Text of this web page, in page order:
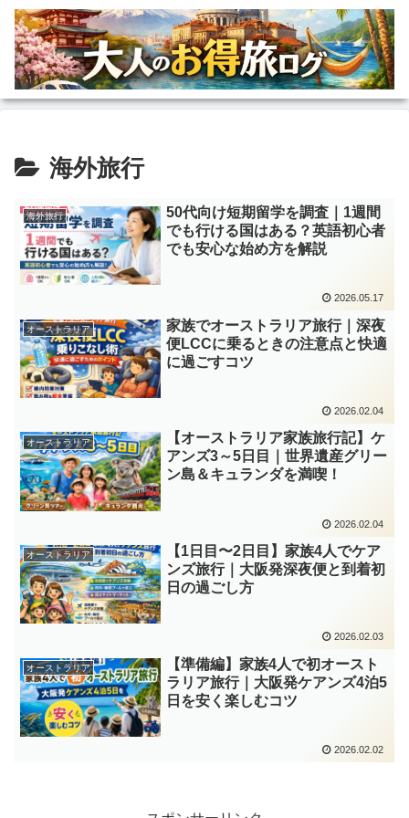
海外旅行
海外旅行
50代向け短期留学を調査｜1週間
でも行ける国はある？英語初心者
でも安心な始め方を解説
2026.05.17
オーストラリア
家族でオーストラリア旅行｜深夜
便LCCに乗るときの注意点と快適
に過ごすコツ
2026.02.04
オーストラリア
【オーストラリア家族旅行記】ケ
アンズ3～5日目｜世界遺産グリー
ン島＆キュランダを満喫！
2026.02.04
オーストラリア
【1日目〜2日目】家族4人でケア
ンズ旅行｜大阪発深夜便と到着初
日の過ごし方
2026.02.03
オーストラリア
【準備編】家族4人で初オースト
ラリア旅行｜大阪発ケアンズ4泊5
日を安く楽しむコツ
2026.02.02